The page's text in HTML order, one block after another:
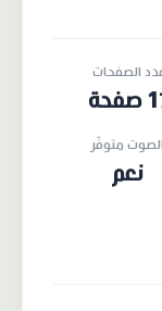
الصفحات
الصوت متوفّر
نعم